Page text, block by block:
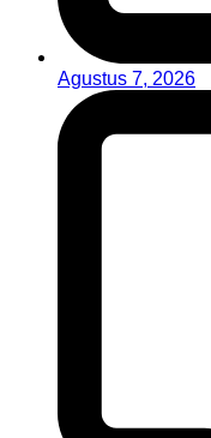
Agustus 7, 2026